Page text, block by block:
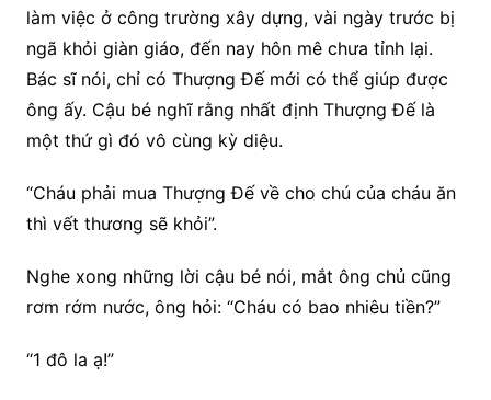
làm việc ở công trường xây dựng, vài ngày trước bị
ngã khỏi giàn giáo, đến nay hôn mê chưa tỉnh lại.
Bác sĩ nói, chỉ có Thượng Đế mới có thể giúp được
ông ấy. Cậu bé nghĩ rằng nhất định Thượng Đế là
một thứ gì đó vô cùng kỳ diệu.
“Cháu phải mua Thượng Đế về cho chú của cháu ăn
thì vết thương sẽ khỏi”.
Nghe xong những lời cậu bé nói, mắt ông chủ cũng
rơm rớm nước, ông hỏi: “Cháu có bao nhiêu tiền?”
“1 đô la ạ!”